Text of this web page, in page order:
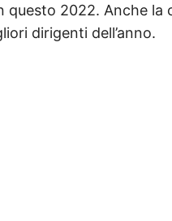
2022. Anche la
dirigenti dell’anno.